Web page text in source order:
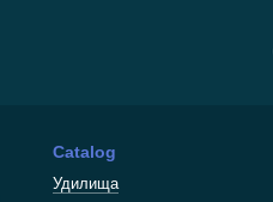
Catalog
Удилища